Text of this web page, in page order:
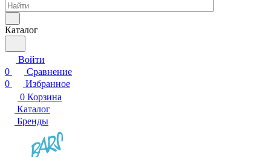
Каталог
Войти
0
Сравнение
0
Избранное
0 Корзина
Каталог
Бренды